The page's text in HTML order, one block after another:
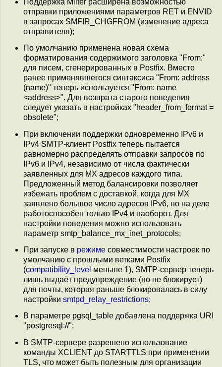
Поддержка Milter расширена возможностью
отправки приложениями параметров RET и ENVID
в запросах SMFIR_CHGFROM (изменение адреса
отправителя);
По умолчанию применена новая схема
форматирования содержимого заголовка "From:"
для писем, сгенерированных в Postfix. Вместо
ранее применявшегося синтаксиса "From: address
(name)" теперь используется "From: name
<address>". Для возврата старого поведения
следует указать в настройках "header_from_format =
obsolete";
При включении поддержки одновременно IPv6 и
IPv4 SMTP-клиент Postfix теперь пытается
равномерно распределять отправки запросов по
IPv6 и IPv4, независимо от числа фактически
заявленных для MX адресов каждого типа.
Предложенный метод балансировки позволяет
избежать проблем с доставкой, когда для MX
заявлено большое число адресов IPv6, но на деле
работоспособен только IPv4 и наоборот. Для
настройки поведения можно использовать
параметр smtp_balance_mx_inet_protocols;
При запуске в режиме совместимости настроек по
умолчанию с прошлыми ветками Postfix
(compatibility_level меньше 1), SMTP-сервер теперь
лишь выдаёт предупреждение (но не блокирует)
для почты, которая раньше блокировалась в силу
настройки smtpd_relay_restrictions;
В параметре pgsql_table добавлена поддержка URI
"postgresql://";
В SMTP-сервере разрешено использование
команды XCLIENT до STARTTLS при применении
TLS, что может быть полезным для организации